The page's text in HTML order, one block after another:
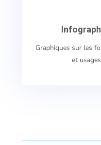
Graphiques sur les
et